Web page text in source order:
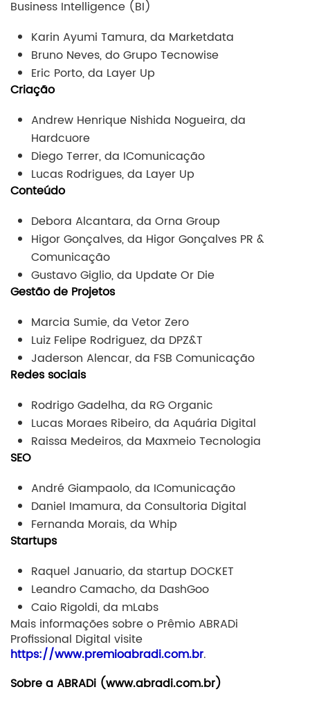
Business Intelligence (BI)
Karin Ayumi Tamura, da Marketdata
Bruno Neves, do Grupo Tecnowise
Eric Porto, da Layer Up
Criação
Andrew Henrique Nishida Nogueira, da
Hardcuore
Diego Terrer, da IComunicação
Lucas Rodrigues, da Layer Up
Conteúdo
Debora Alcantara, da Orna Group
Higor Gonçalves, da Higor Gonçalves PR &
Comunicação
Gustavo Giglio, da Update Or Die
Gestão de Projetos
Marcia Sumie, da Vetor Zero
Luiz Felipe Rodriguez, da DPZ&T
Jaderson Alencar, da FSB Comunicação
Redes sociais
Rodrigo Gadelha, da RG Organic
Lucas Moraes Ribeiro, da Aquária Digital
Raissa Medeiros, da Maxmeio Tecnologia
SEO
André Giampaolo, da IComunicação
Daniel Imamura, da Consultoria Digital
Fernanda Morais, da Whip
Startups
Raquel Januario, da startup DOCKET
Leandro Camacho, da DashGoo
Caio Rigoldi, da mLabs
Mais informações sobre o Prêmio ABRADi
Profissional Digital visite
https://www.premioabradi.com.br.
Sobre a ABRADi (www.abradi.com.br)